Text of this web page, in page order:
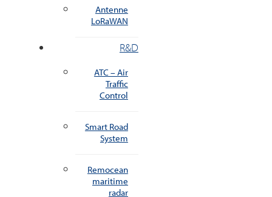
Antenne
LoRaWAN
R&D
ATC – Air
Traffic
Control
Smart Road
System
Remocean
maritime
radar